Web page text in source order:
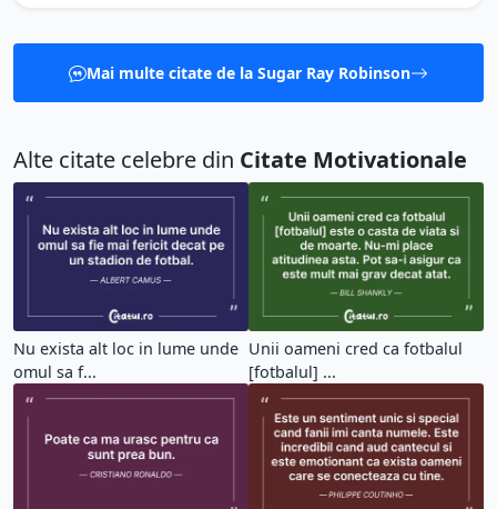
Mai multe citate de la Sugar Ray Robinson
Alte citate celebre din Citate Motivationale
Nu exista alt loc in lume unde
omul sa f...
Unii oameni cred ca fotbalul
[fotbalul] ...